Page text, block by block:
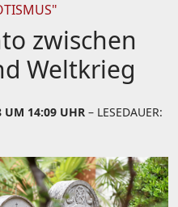
zwischen
Weltkrieg
UM 14:09 UHR – LESEDAUER: